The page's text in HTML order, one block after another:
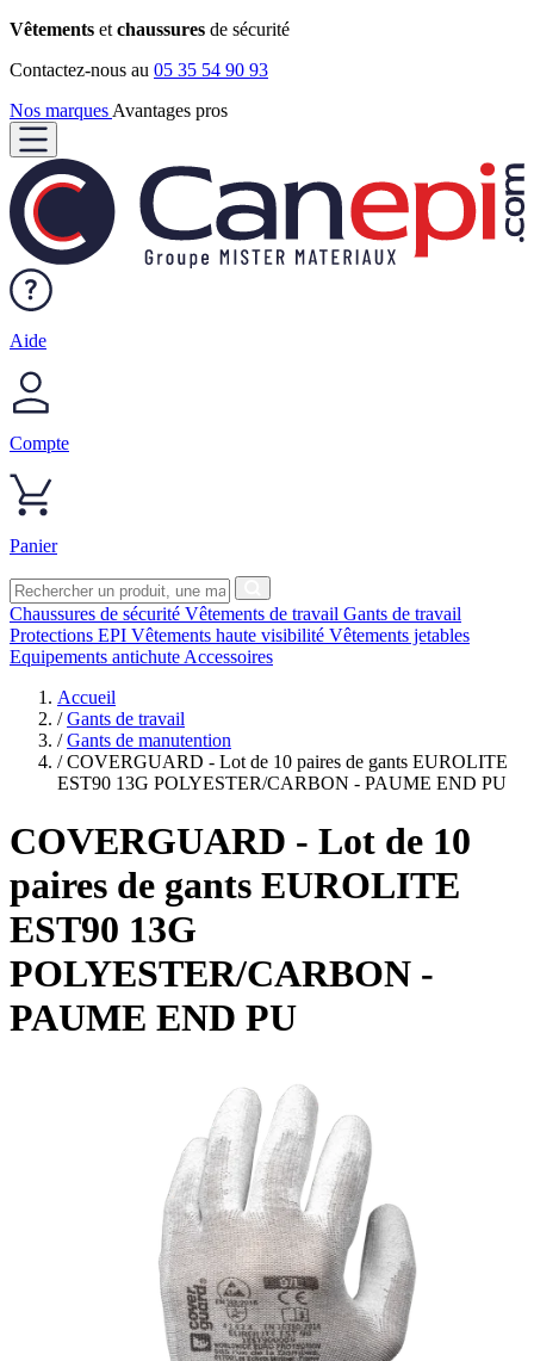
Vêtements et chaussures de sécurité
Contactez-nous au 05 35 54 90 93
Nos marques Avantages pros
Aide
Compte
Panier
Chaussures de sécurité Vêtements de travail Gants de travail
Protections EPI Vêtements haute visibilité Vêtements jetables
Equipements antichute Accessoires
Accueil
/ Gants de travail
/ Gants de manutention
/ COVERGUARD - Lot de 10 paires de gants EUROLITE
EST90 13G POLYESTER/CARBON - PAUME END PU
COVERGUARD - Lot de 10
paires de gants EUROLITE
EST90 13G
POLYESTER/CARBON -
PAUME END PU